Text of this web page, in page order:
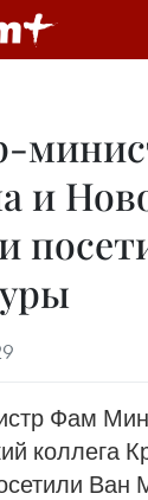
и
Фам
коллега